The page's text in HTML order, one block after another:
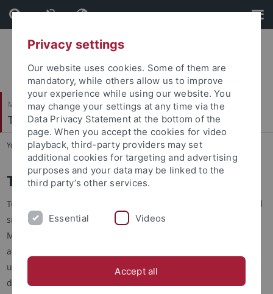
Skip
to
content
Skip
to
footer
Mathematisch-Naturwissenschaftliche Fakultät
Terrestrische Paläoklimatologie
You are here: Startseite ... Arbeitsgruppe
Terrestrische Paläoklimatologie
Terrestrische Ökosysteme und terrestrisches Klima waren und
sind von entscheidender Bedeutung für die Evolution des
Menschen und seiner natürlichen Umwelt. Sie sind
außerordentlich dynamisch und durch eine starke räumliche
und zeitliche Heterogenität gekennzeichnet. Die Erforschung
der Ökosysteme und des Klimas der Kontinente ist daher
Privacy settings
Our website uses cookies. Some of them are
mandatory, while others allow us to improve
your experience while using our website. You
may change your settings at any time via the
Data Privacy Statement at the bottom of the
page. When you accept the cookies for video
playback, third-party providers may set
additional cookies for targeting and advertising
purposes and your data may be linked to the
third party’s other services.
Essential Videos
Accept all